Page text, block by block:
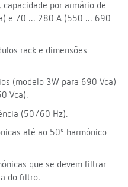
por armário de
e 70 ... 280 A (550 ... 690
rack e dimensões
(modelo 3W para 690 Vca)
Vca).
(50/60 Hz).
até ao 50º harmónico
que se devem filtrar
do filtro.